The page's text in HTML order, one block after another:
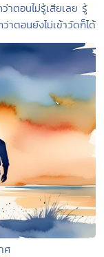
าตอนไม่รู้เสียเลย รู้
าตอนยังไม่เข้าวัดก็ได้
ศ